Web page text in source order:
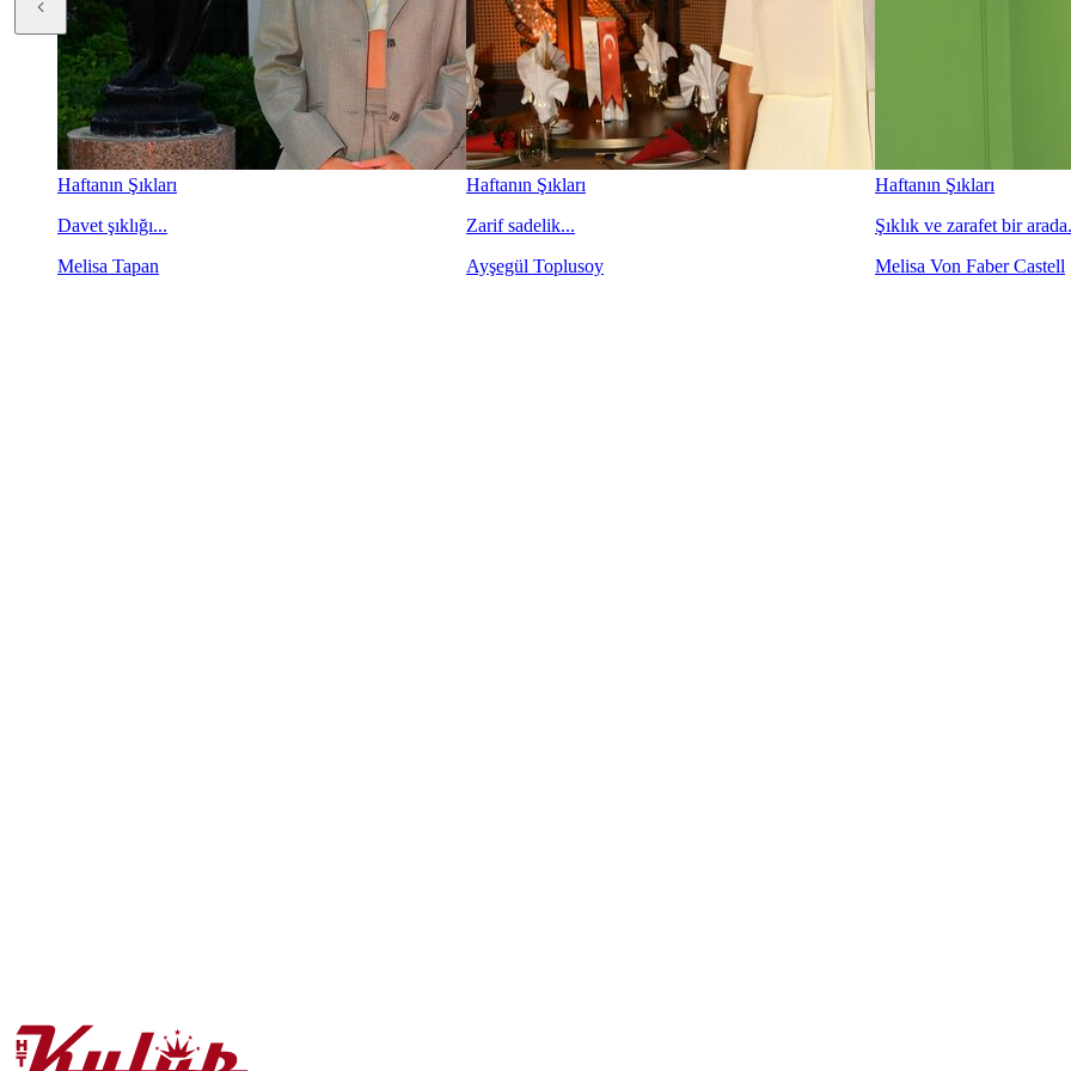
Haftanın Şıkları
Davet şıklığı...
Melisa Tapan
Haftanın Şıkları
Zarif sadelik...
Ayşegül Toplusoy
Haftanın Şıkları
Şıklık ve zarafet bir
Melisa Von Faber Castell